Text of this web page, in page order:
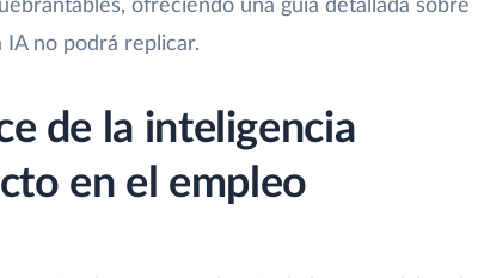
ofreciendo una guía detallada sobre
no podrá replicar.
de la inteligencia
en el empleo